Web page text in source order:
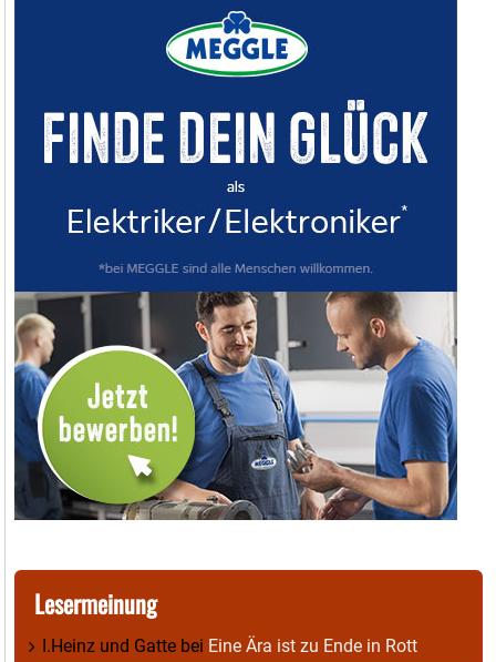
Lesermeinung
I.Heinz und Gatte bei Eine Ära ist zu Ende in Rott